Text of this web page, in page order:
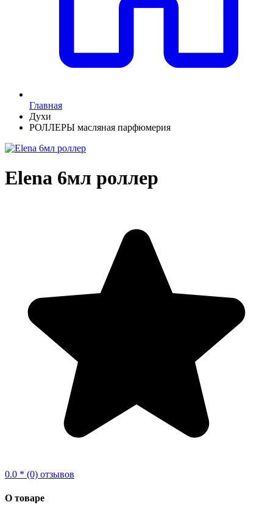
Главная
Духи
РОЛЛЕРЫ масляная парфюмерия
Elena 6мл роллер
0.0 * (0) отзывов
О товаре